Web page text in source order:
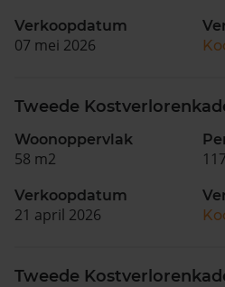
Verkoopdatum
07 mei 2026
Tweede
Woonoppervlak
58 m2
Verkoopdatum
21 april 2026
Tweede